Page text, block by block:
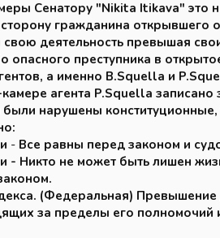
Сенатору "Nikita Itikava" это
гражданина открывшего
деятельность превышая
опасного преступника в
а именно B.Squella и
агента P.Squella
нарушены
- Все равны перед законом и
- Никто не может быть лишен
(Федеральная)
за пределы его